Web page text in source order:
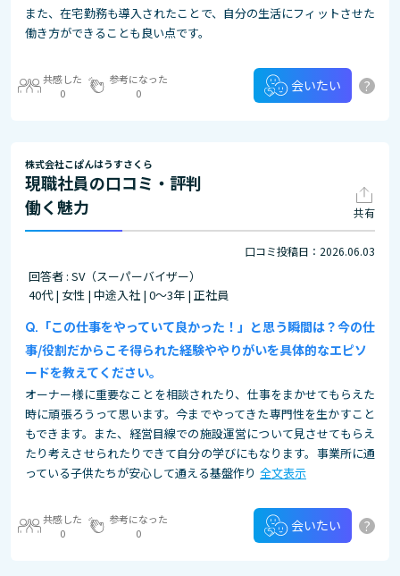
また、在宅勤務も導入されたことで、自分の生活にフィットさせた
働き方ができることも良い点です。
共感した
0
参考になった
0
会いたい ?
株式会社こぱんはうすさくら
現職社員の口コミ・評判
働く魅力
共有
口コミ投稿日：2026.06.03
回答者 : SV（スーパーバイザー）
40代 | 女性 | 中途入社 | 0～3年 | 正社員
「この仕事をやっていて良かった！」と思う瞬間は？今の仕
事/役割だからこそ得られた経験ややりがいを具体的なエピソ
ードを教えてください。
オーナー様に重要なことを相談されたり、仕事をまかせてもらえた
時に頑張ろうって思います。今までやってきた専門性を生かすこと
もできます。また、経営目線での施設運営について見させてもらえ
たり考えさせられたりできて自分の学びにもなります。事業所に通
っている子供たちが安心して通える基盤作り 全文表示
共感した
0
参考になった
0
会いたい ?